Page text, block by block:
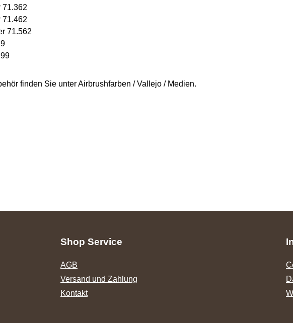
71.562
finden Sie unter Airbrushfarben / Vallejo / Medien.
Shop Service
AGB
Versand und Zahlung
Kontakt